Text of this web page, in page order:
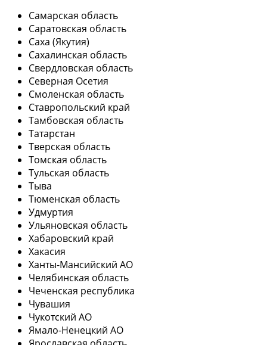
Самарская область
Саратовская область
Саха (Якутия)
Сахалинская область
Свердловская область
Северная Осетия
Смоленская область
Ставропольский край
Тамбовская область
Татарстан
Тверская область
Томская область
Тульская область
Тыва
Тюменская область
Удмуртия
Ульяновская область
Хабаровский край
Хакасия
Ханты-Мансийский АО
Челябинская область
Чеченская республика
Чувашия
Чукотский АО
Ямало-Ненецкий АО